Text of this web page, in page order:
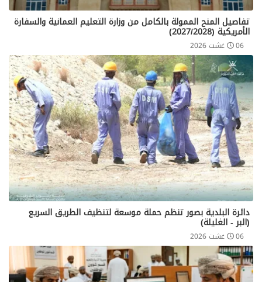
تفاصيل المنح الممولة بالكامل من وزارة التعليم العمانية والسفارة
الأمريكية (2027/2028)
06 غشت 2026
دائرة البلدية بصور تنظم حملة موسعة لتنظيف الطريق السريع
(البر - الغليلة)
06 غشت 2026